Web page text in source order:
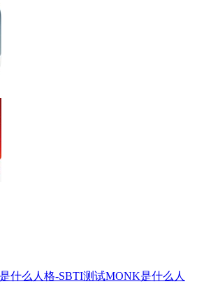
什么人格-SBTI测试MONK是什么人